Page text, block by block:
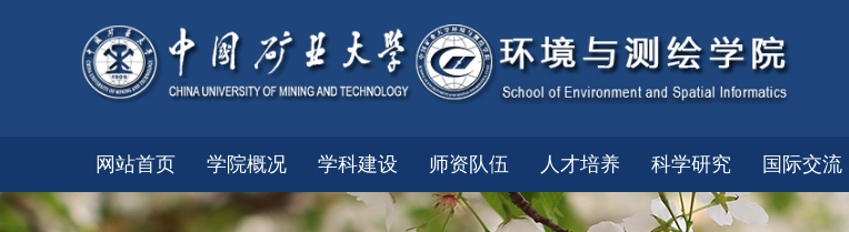
网站首页 学院概况 学科建设 师资队伍 人才培养 科学研究 国际交流